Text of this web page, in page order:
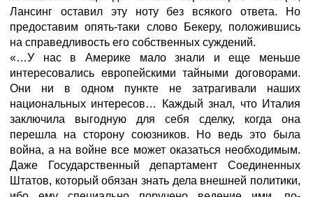
Лансинг оставил эту ноту без всякого ответа. Но
предоставим опять-таки слово Бекеру, положившись
на справедливость его собственных суждений.
«…У нас в Америке мало знали и еще меньше
интересовались европейскими тайными договорами.
Они ни в одном пункте не затрагивали наших
национальных интересов… Каждый знал, что Италия
заключила выгодную для себя сделку, когда она
перешла на сторону союзников. Но ведь это была
война, а на войне все может оказаться необходимым.
Даже Государственный департамент Соединенных
Штатов, который обязан знать дела внешней политики,